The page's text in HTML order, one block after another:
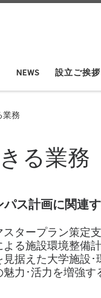
NEWS 設立ご挨拶
業務
る業務
パス計画に関連
タープラン策定
よる施設環境整備
見据えた大学施設
力･活力を増強す